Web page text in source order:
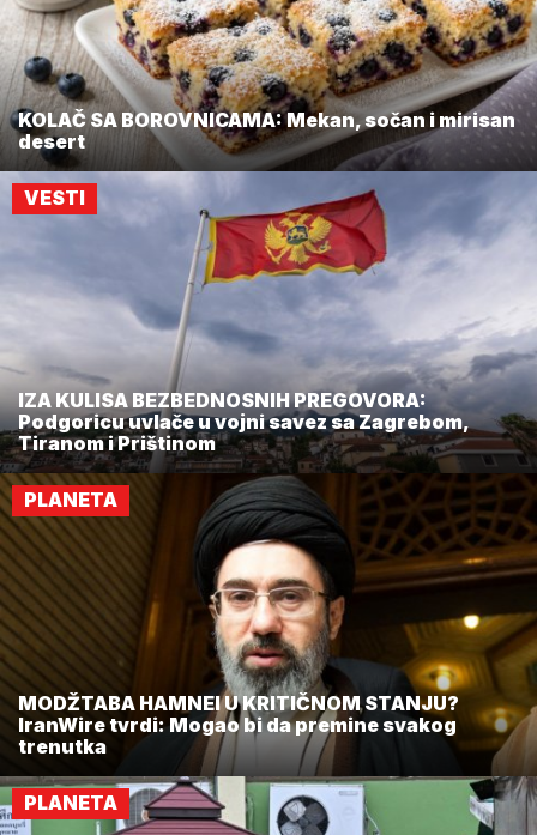
KOLAČ SA BOROVNICAMA: Mekan, sočan i mirisan
desert
VESTI
IZA KULISA BEZBEDNOSNIH PREGOVORA:
Podgoricu uvlače u vojni savez sa Zagrebom,
Tiranom i Prištinom
PLANETA
MODŽTABA HAMNEI U KRITIČNOM STANJU?
IranWire tvrdi: Mogao bi da premine svakog
trenutka
PLANETA